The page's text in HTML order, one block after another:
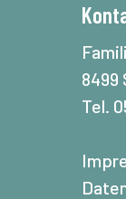
8499
Tel.